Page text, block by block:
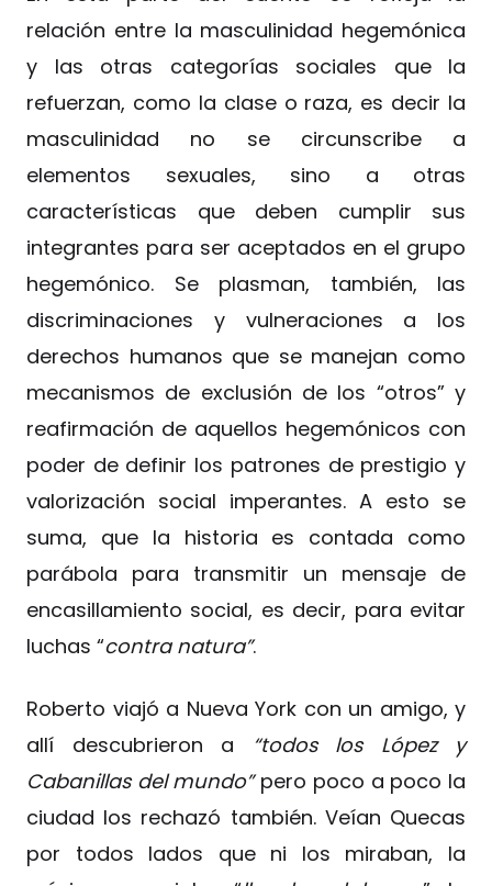
relación entre la masculinidad hegemónica
y las otras categorías sociales que la
refuerzan, como la clase o raza, es decir la
masculinidad no se circunscribe a
elementos sexuales, sino a otras
características que deben cumplir sus
integrantes para ser aceptados en el grupo
hegemónico. Se plasman, también, las
discriminaciones y vulneraciones a los
derechos humanos que se manejan como
mecanismos de exclusión de los “otros” y
reafirmación de aquellos hegemónicos con
poder de definir los patrones de prestigio y
valorización social imperantes. A esto se
suma, que la historia es contada como
parábola para transmitir un mensaje de
encasillamiento social, es decir, para evitar
luchas “contra natura”.
Roberto viajó a Nueva York con un amigo, y
allí descubrieron a “todos los López y
Cabanillas del mundo”pero poco a poco la
ciudad los rechazó también. Veían Quecas
por todos lados que ni los miraban, la